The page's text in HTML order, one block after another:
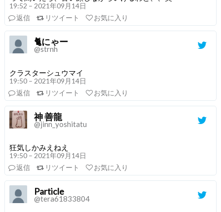
19:52 – 2021年09月14日
返信
リツイート お気に入り
🐈にゃー
@strnh
クラスターシュウマイ
19:50 – 2021年09月14日
返信
リツイート お気に入り
神 善龍
@jinn_yoshitatu
狂気しかみえねえ
19:50 – 2021年09月14日
返信
リツイート お気に入り
Particle
@tera61833804